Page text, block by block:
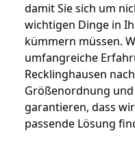
damit Sie sich um
wichtigen Dinge in
kümmern müssen.
umfangreiche
Recklinghausen
Größenordnung
garantieren, dass
passende Lösung